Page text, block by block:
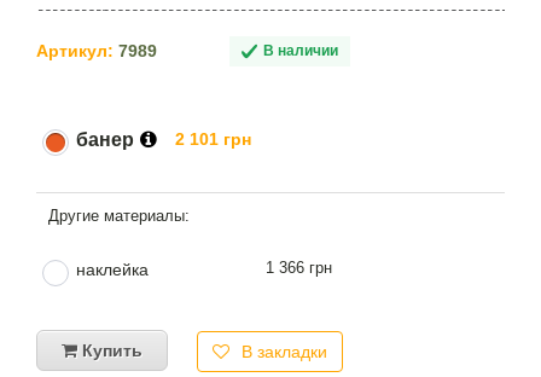
Артикул: 7989 В наличии
банер 2 101 грн
наклейка 1 366 грн
Купить В закладки